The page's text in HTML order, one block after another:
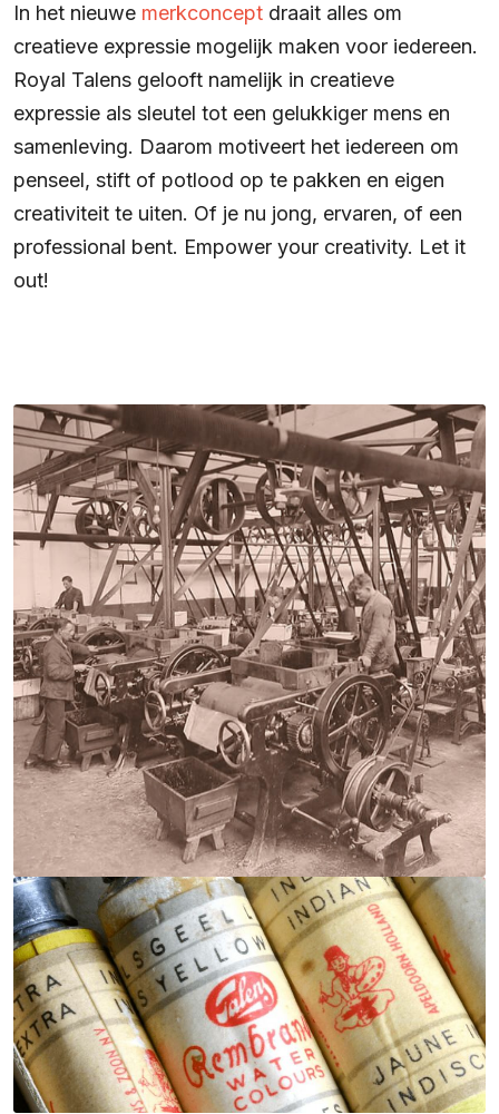
In het nieuwe merkconcept draait alles om
creatieve expressie mogelijk maken voor iedereen.
Royal Talens gelooft namelijk in creatieve
expressie als sleutel tot een gelukkiger mens en
samenleving. Daarom motiveert het iedereen om
penseel, stift of potlood op te pakken en eigen
creativiteit te uiten. Of je nu jong, ervaren, of een
professional bent. Empower your creativity. Let it
out!